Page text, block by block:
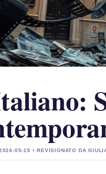
05-15 • REVISIONATO DA